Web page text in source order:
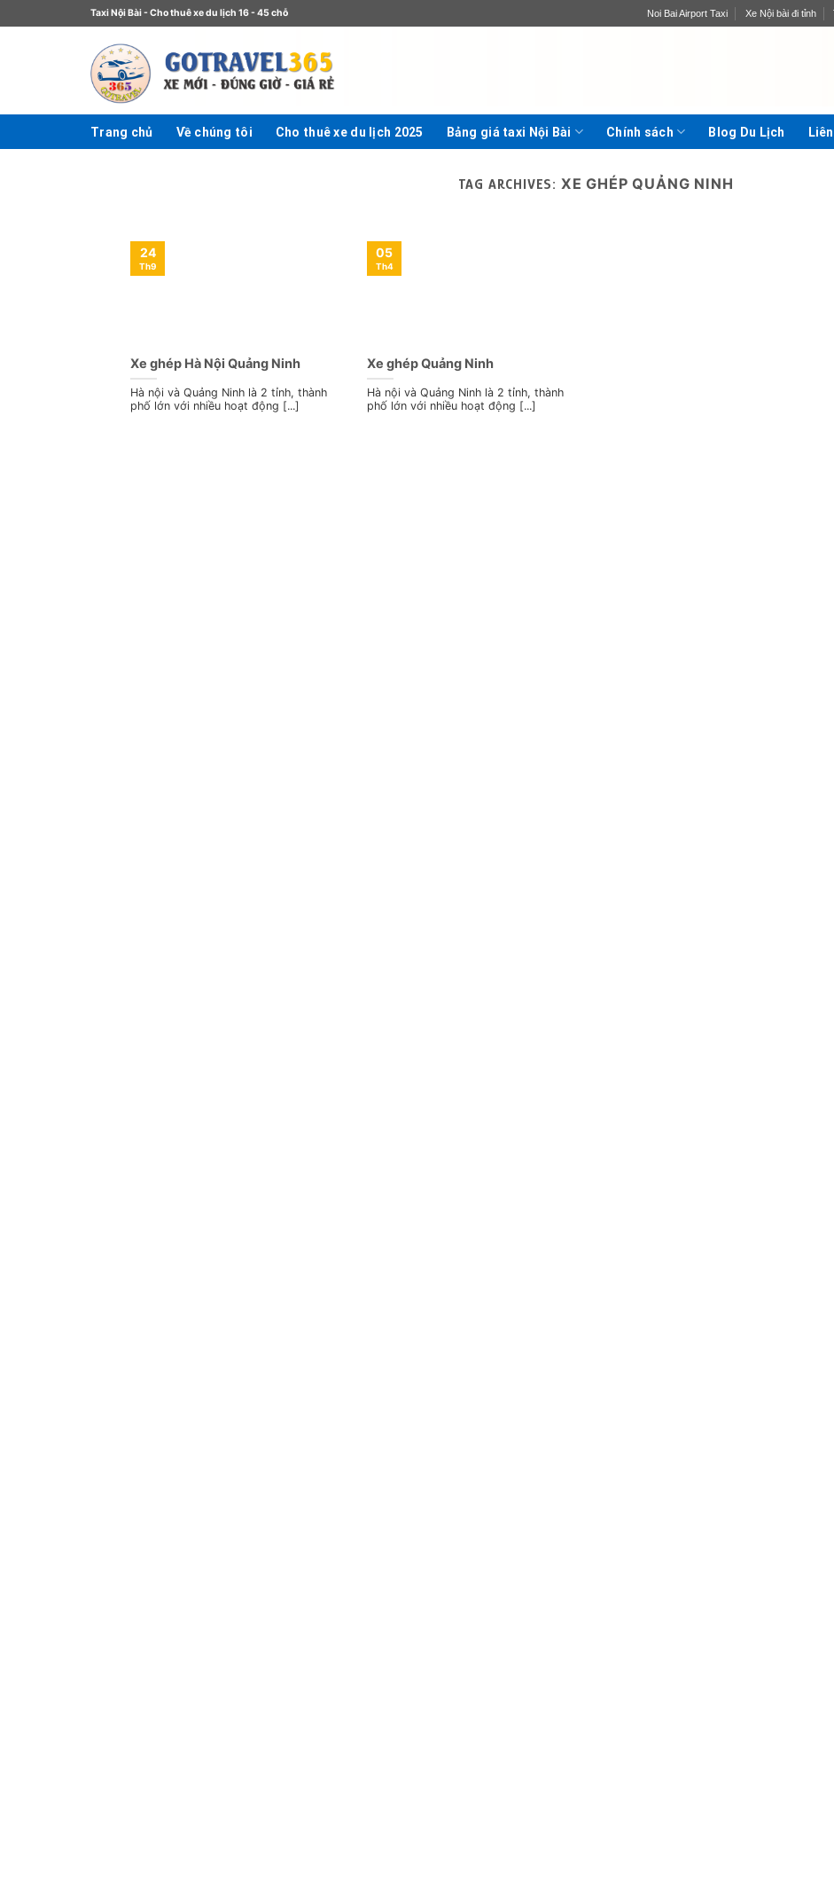
Taxi Nội Bài - Cho thuê xe du lịch 16 - 45 chỗ Noi Bai Airport Taxi Xe Nội bài đi tỉnh
Trang chủ Về chúng tôi Cho thuê xe du lịch 2025 Bảng giá taxi Nội Bài Chính sách Blog Du Lịch
TAG ARCHIVES: XE GHÉP QUẢNG NINH
Xe ghép Hà Nội Quảng Ninh
Hà nội và Quảng Ninh là 2 tỉnh, thành
phố lớn với nhiều hoạt động [...]
24
Th9
Xe ghép Quảng Ninh
Hà nội và Quảng Ninh là 2 tỉnh, thành
phố lớn với nhiều hoạt động [...]
05
Th4